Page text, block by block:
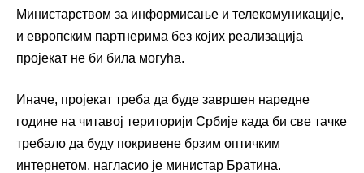
Министарством за информисање и телекомуникације,
и европским партнерима без којих реализација
пројекат не би била могућа.
Иначе, пројекат треба да буде завршен наредне
године на читавој територији Србије када би све тачке
требало да буду покривене брзим оптичким
интернетом, нагласио је министар Братина.